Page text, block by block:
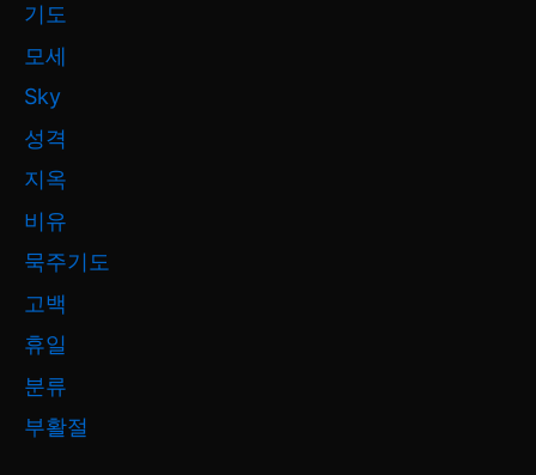
기도
모세
Sky
성격
지옥
비유
묵주기도
고백
휴일
분류
부활절